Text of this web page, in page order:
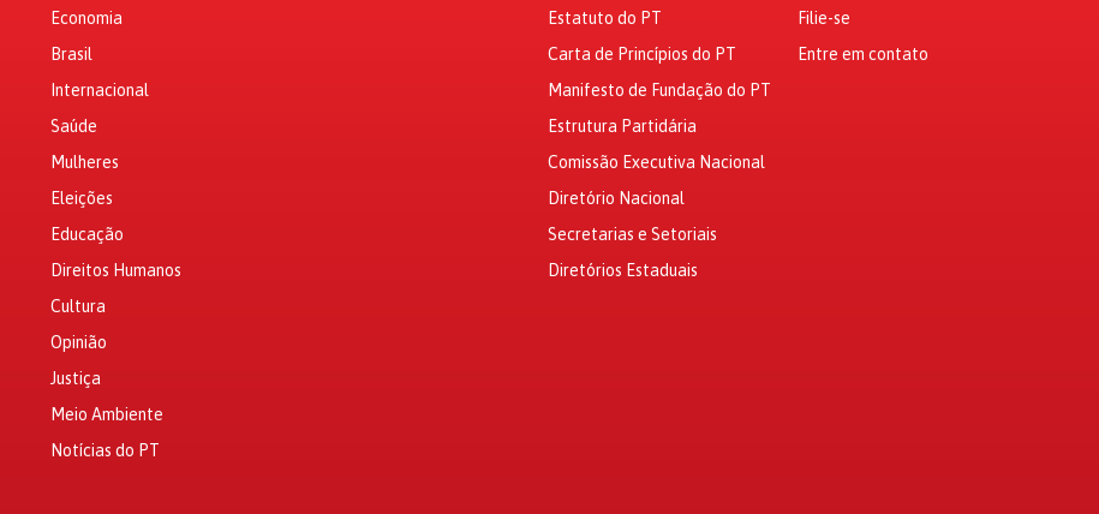
Economia
Brasil
Internacional
Saúde
Mulheres
Eleições
Educação
Direitos Humanos
Cultura
Opinião
Justiça
Meio Ambiente
Notícias do PT
Estatuto do PT
Carta de Princípios do PT
Manifesto de Fundação do PT
Estrutura Partidária
Comissão Executiva Nacional
Diretório Nacional
Secretarias e Setoriais
Diretórios Estaduais
Filie-se
Entre em contato